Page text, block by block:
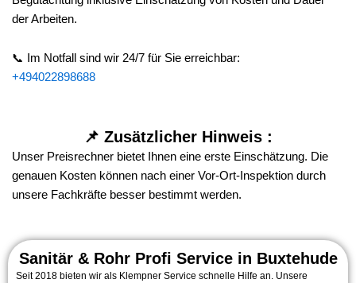
der Arbeiten.
📞 Im Notfall sind wir 24/7 für Sie erreichbar:
+494022898688
📌 Zusätzlicher Hinweis :
Unser Preisrechner bietet Ihnen eine erste Einschätzung. Die
genauen Kosten können nach einer Vor-Ort-Inspektion durch
unsere Fachkräfte besser bestimmt werden.
Sanitär & Rohr Profi Service in Buxtehude
Seit 2018 bieten wir als Klempner Service schnelle Hilfe an. Unsere